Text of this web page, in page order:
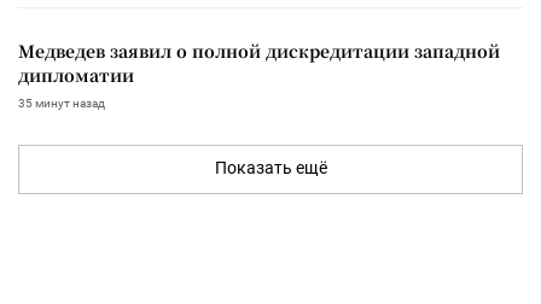
Медведев заявил о полной дискредитации западной
дипломатии
35 минут назад
Показать ещё